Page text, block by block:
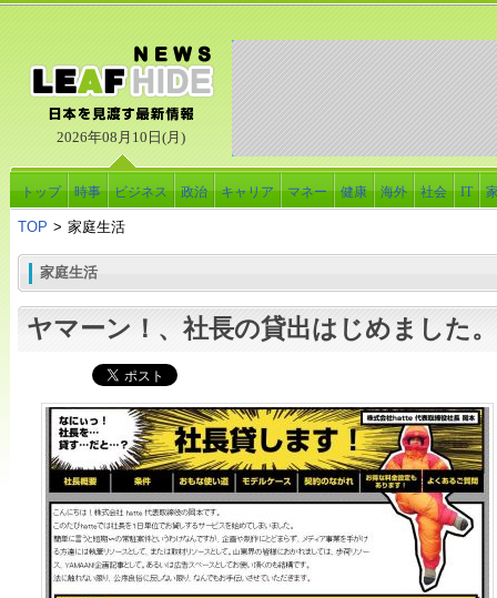
2026年08月10日(月)
トップ 時事 ビジネス 政治 キャリア マネー 健康 海外 社会 IT
TOP > 家庭生活
家庭生活
ヤマーン！、社長の貸出はじめました。